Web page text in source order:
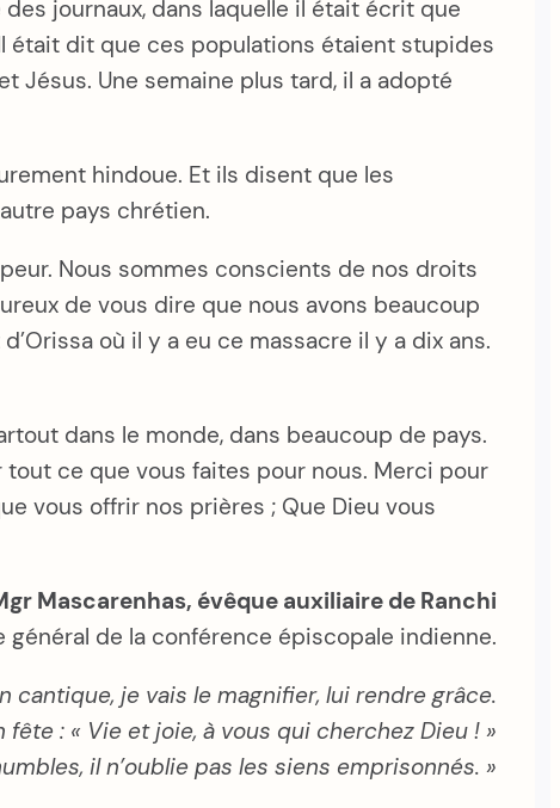
journaux, dans laquelle il était écrit que
était dit que ces populations étaient stupides
Jésus. Une semaine plus tard, il a adopté
hindoue. Et ils disent que les
pays chrétien.
Nous sommes conscients de nos droits
de vous dire que nous avons beaucoup
où il y a eu ce massacre il y a dix ans.
dans le monde, dans beaucoup de pays.
ce que vous faites pour nous. Merci pour
vous offrir nos prières ; Que Dieu vous
Mascarenhas, évêque auxiliaire de Ranchi
général de la conférence épiscopale indienne.
cantique, je vais le magnifier, lui rendre grâce.
fête : « Vie et joie, à vous qui cherchez Dieu ! »
il n’oublie pas les siens emprisonnés. »